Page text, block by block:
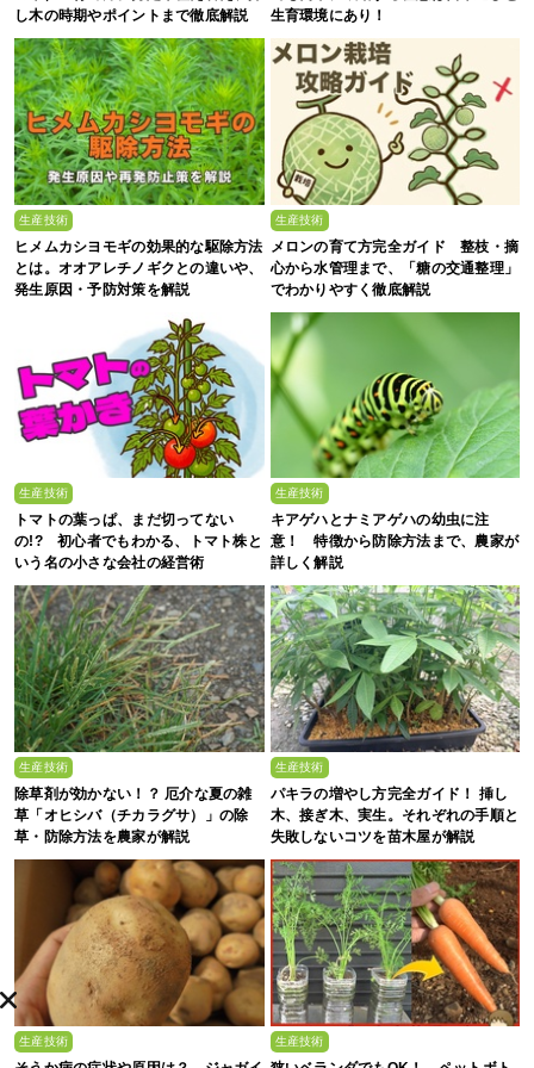
し木の時期やポイントまで徹底解説
生育環境にあり！
生産技術
ヒメムカシヨモギの効果的な駆除方法
とは。オオアレチノギクとの違いや、
発生原因・予防対策を解説
生産技術
メロンの育て方完全ガイド 整枝・摘
心から水管理まで、「糖の交通整理」
でわかりやすく徹底解説
生産技術
トマトの葉っぱ、まだ切ってない
の!? 初心者でもわかる、トマト株と
いう名の小さな会社の経営術
生産技術
キアゲハとナミアゲハの幼虫に注
意！ 特徴から防除方法まで、農家が
詳しく解説
生産技術
除草剤が効かない！？ 厄介な夏の雑
草「オヒシバ（チカラグサ）」の除
草・防除方法を農家が解説
生産技術
パキラの増やし方完全ガイド！ 挿し
木、接ぎ木、実生。それぞれの手順と
失敗しないコツを苗木屋が解説
生産技術 生産技術